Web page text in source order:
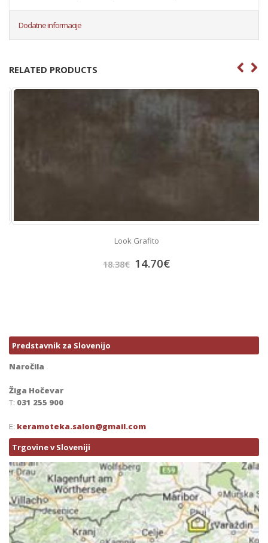
Dodatne informacije
RELATED PRODUCTS
Look Grafito
18.38€ 14.70€
Predstavnik za Slovenijo
Naročila
Žiga Hočevar
T: 031 255 900
E: keramoteka.salon@gmail.com
Trgovine v Sloveniji